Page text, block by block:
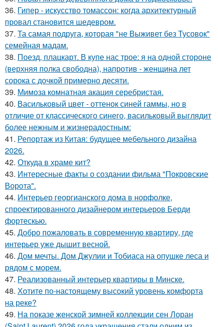
36. Гипер - искусство томассон: когда архитектурный
провал становится шедевром.
37. Та самая подруга, которая "не Выживет без Тусовок"
семейная мадам.
38. Поезд, плацкарт. В купе нас трое: я на одной стороне
(верхняя полка свободна), напротив - женщина лет
сорока с дочкой примерно десяти.
39. Мимоза комнатная акация серебристая.
40. Васильковый цвет - оттенок синей гаммы, но в
отличие от классического синего, васильковый выглядит
более нежным и жизнерадостным:
41. Репортаж из Китая: будущее мебельного дизайна
2026.
42. Откуда в храме кит?
43. Интересные факты о создании фильма "Покровские
Ворота".
44. Интерьер георгианского дома в норфолке,
спроектированного дизайнером интерьеров Берди
фортескью.
45. Добро пожаловать в современную квартиру, где
интерьер уже дышит весной.
46. Дом мечты. Дом Джулии и Тобиаса на опушке леса и
рядом с морем.
47. Реализованный интерьер квартиры в Минске.
48. Хотите по-настоящему высокий уровень комфорта
на реке?
49. На показе женской зимней коллекции сен Лоран